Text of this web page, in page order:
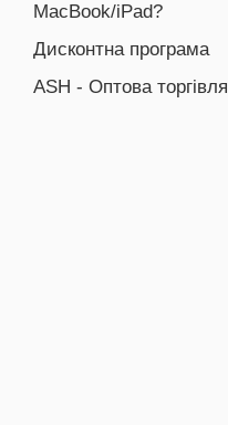
MacBook/iPad?
Дисконтна програма
ASH - Оптова торгівля